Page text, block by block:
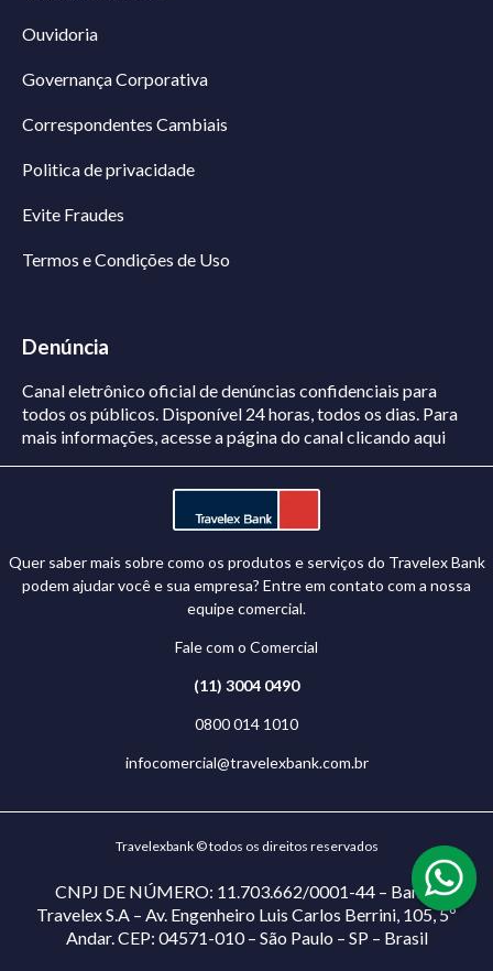
Ouvidoria
Governança Corporativa
Correspondentes Cambiais
Politica de privacidade
Evite Fraudes
Termos e Condições de Uso
Denúncia
Canal eletrônico oficial de denúncias confidenciais para
todos os públicos. Disponível 24 horas, todos os dias. Para
mais informações, acesse a página do canalclicando aqui
Quer saber mais sobre como os produtos e serviços do Travelex Bank
podem ajudar você e sua empresa? Entre em contato com a nossa
equipe comercial.
Fale com o Comercial
(11) 3004 0490
0800 014 1010
infocomercial@travelexbank.com.br
Travelexbank © todos os direitos reservados
CNPJ DE NÚMERO: 11.703.662/0001-44 – Banco
Travelex S.A – Av. Engenheiro Luis Carlos Berrini, 105, 5º
Andar. CEP: 04571-010 – São Paulo – SP – Brasil